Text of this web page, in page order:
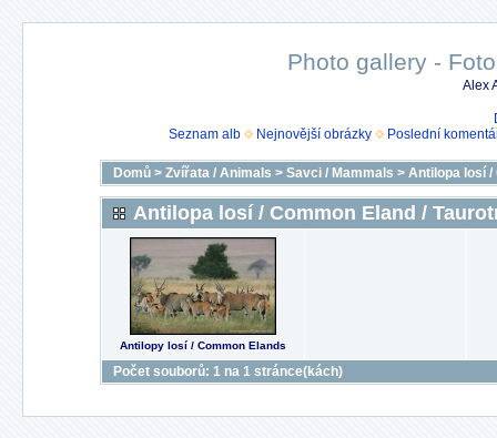
Photo gallery -
Alex
Seznam alb
Nejnovější obrázky Poslední
Domů > Zvířata / Animals > Savci / Mammals > Antilopa losí /
Antilopa losí / Common Eland /
Antilopy losí / Common Elands
Počet souborů: 1 na 1 stránce(kách)